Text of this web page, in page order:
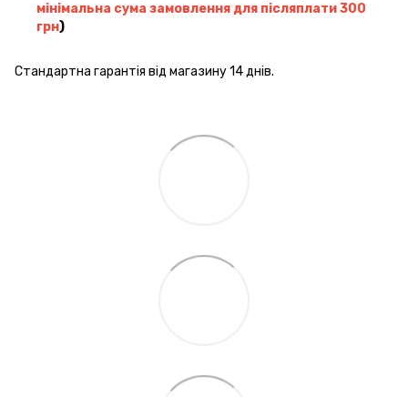
мінімальна сума замовлення для післяплати 300
грн)
Стандартна гарантія від магазину 14 днів.